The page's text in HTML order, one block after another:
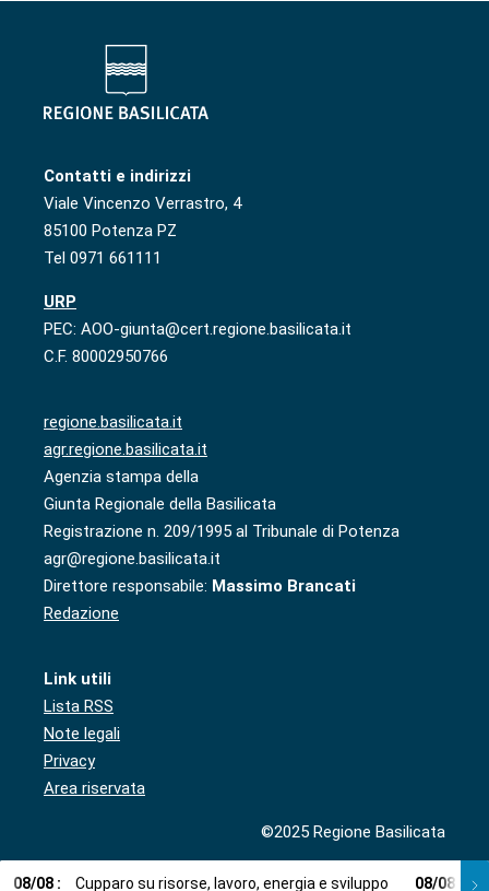
Contatti e indirizzi
Viale Vincenzo Verrastro, 4
85100 Potenza PZ
Tel 0971 661111
URP
PEC: AOO-giunta@cert.regione.basilicata.it
C.F. 80002950766
regione.basilicata.it
agr.regione.basilicata.it
Agenzia stampa della
Giunta Regionale della Basilicata
Registrazione n. 209/1995 al Tribunale di Potenza
agr@regione.basilicata.it
Direttore responsabile: Massimo Brancati
Redazione
Link utili
Lista RSS
Note legali
Privacy
Area riservata
©2025 Regione Basilicata
08/08 : Cupparo su risorse, lavoro, energia e sviluppo 08/08